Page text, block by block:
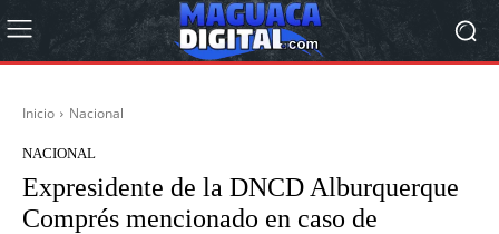
Inicio Nacional
NACIONAL
Expresidente de la DNCD Alburquerque
Comprés mencionado en caso de